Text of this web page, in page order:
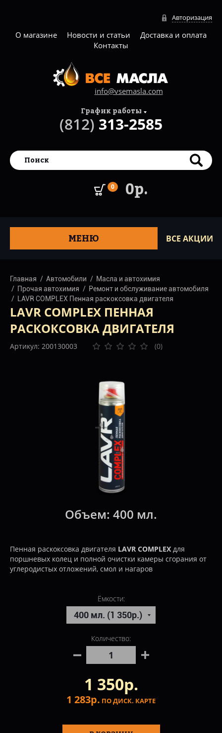
Авторизация
О магазине Новости и статьи
Доставка и оплата
Контакты
info@vsemasla.com
0 0р.
График работы
(812) 313-2585
МЕНЮ ВСЕ АКЦИИ
Главная Автомобили
Масла и автохимия
Прочая автохимия
Ремонт и обслуживание автомобиля
LAVR COMPLEX Пенная раскоксовка двигателя
LAVR COMPLEX ПЕННАЯ
РАСКОКСОВКА ДВИГАТЕЛЯ
Артикул: 200130003 (0)
Объем: 400 мл.
Пенная раскоксовка двигателя LAVR COMPLEX для
поршневых колец и полной очистки камеры сгорания от
углеродистых отложений, смол и нагаров
Ёмкости:
Количество:
1 350р.
1 283р. ПО ДИСК. КАРТЕ